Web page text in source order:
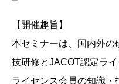
【開催趣旨】
本セミナーは、国内外の
技研修とJACOT認定ラ
ライセンス会員の知識・